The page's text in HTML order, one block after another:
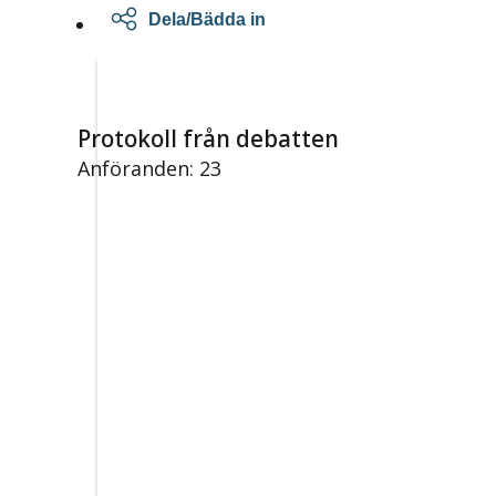
Dela/Bädda in
Protokoll från debatten
Anföranden: 23